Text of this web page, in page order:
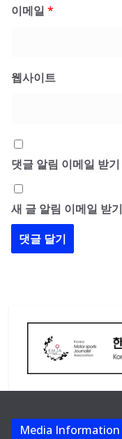
이메일 *
웹사이트
댓글 알림 이메일 받기
새 글 알림 이메일 받기
Media Information